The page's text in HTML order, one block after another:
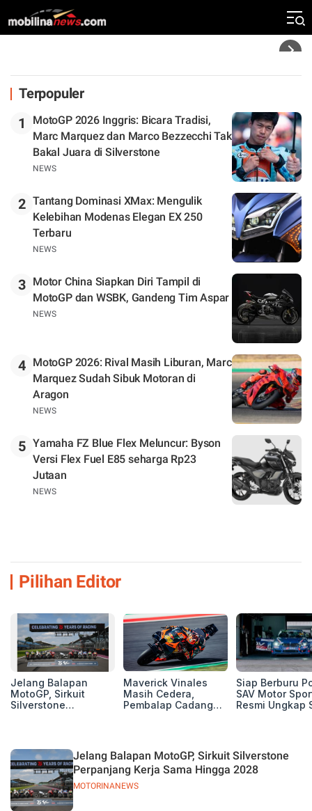
Silverstone. Seri Selanjutnya Belum Jelas
Terpopuler
1
MotoGP 2026 Inggris: Bicara Tradisi,
Marc Marquez dan Marco Bezzecchi Tak
Bakal Juara di Silverstone
NEWS
2 Tantang Dominasi XMax: Mengulik
Kelebihan Modenas Elegan EX 250
Terbaru
NEWS
3
Motor China Siapkan Diri Tampil di
MotoGP dan WSBK, Gandeng Tim Aspar
NEWS
4
MotoGP 2026: Rival Masih Liburan, Marc
Marquez Sudah Sibuk Motoran di
Aragon
NEWS
5 Yamaha FZ Blue Flex Meluncur: Byson
Versi Flex Fuel E85 seharga Rp23
Jutaan
NEWS
Pilihan Editor
Jelang Balapan
MotoGP, Sirkuit
Silverstone
Maverick Vinales
Masih Cedera,
Pembalap Cadangan
Siap Berburu
SAV Motor
Resmi Ungkap
MOTORINANEWS
Jelang Balapan MotoGP, Sirkuit Silverstone
Perpanjang Kerja Sama Hingga 2028